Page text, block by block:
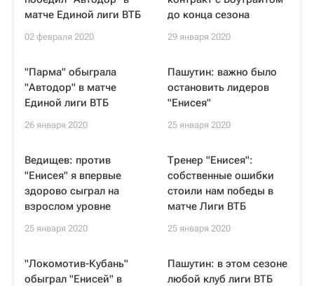
матче Единой лиги ВТБ
02 февраля 2020
до конца сезона
29 января 2020
"Парма" обыграла
"Автодор" в матче
Единой лиги ВТБ
26 января 2020
Пашутин: важно было
остановить лидеров
"Енисея"
25 января 2020
Ведищев: против
"Енисея" я впервые
здорово сыграл на
взрослом уровне
25 января 2020
Тренер "Енисея":
собственные ошибки
стоили нам победы в
матче Лиги ВТБ
25 января 2020
"Локомотив-Кубань"
обыграл "Енисей" в
Пашутин: в этом сезоне
любой клуб лиги ВТБ